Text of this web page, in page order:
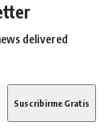
delivered